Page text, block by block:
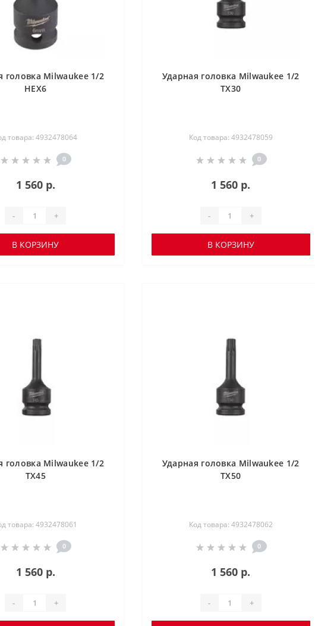
головка Milwaukee 1/2
HEX6
товара: 4932478064
0
1 560 р.
- +
В КОРЗИНУ
Ударная головка Milwaukee 1/2
TX30
Код товара: 4932478059
0
1 560 р.
- +
В КОРЗИНУ
головка Milwaukee 1/2
TX45
товара: 4932478061
0
1 560 р.
- +
Ударная головка Milwaukee 1/2
TX50
Код товара: 4932478062
0
1 560 р.
- +